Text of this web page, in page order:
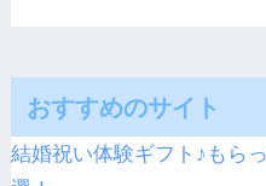
おすすめのサイト
結婚祝い体験ギフト♪もら